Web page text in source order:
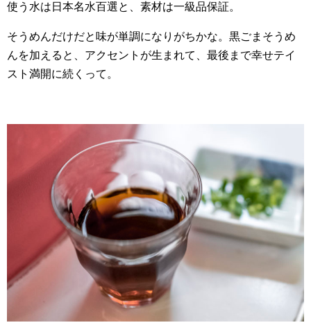
使う水は日本名水百選と、素材は一級品保証。
そうめんだけだと味が単調になりがちかな。黒ごまそうめ
んを加えると、アクセントが生まれて、最後まで幸せテイ
スト満開に続くって。